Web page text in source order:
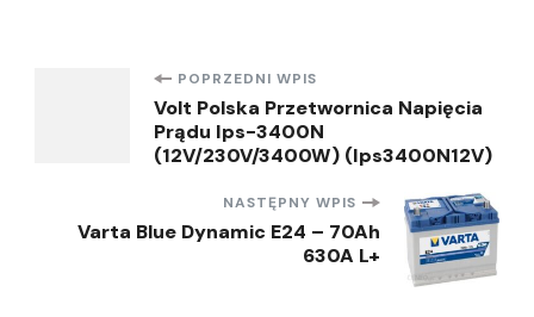
Nawigacja
wpisu
POPRZEDNI WPIS
Volt Polska Przetwornica Napięcia
Prądu Ips-3400N
(12V/230V/3400W) (Ips3400N12V)
NASTĘPNY WPIS
Varta Blue Dynamic E24 – 70Ah
630A L+